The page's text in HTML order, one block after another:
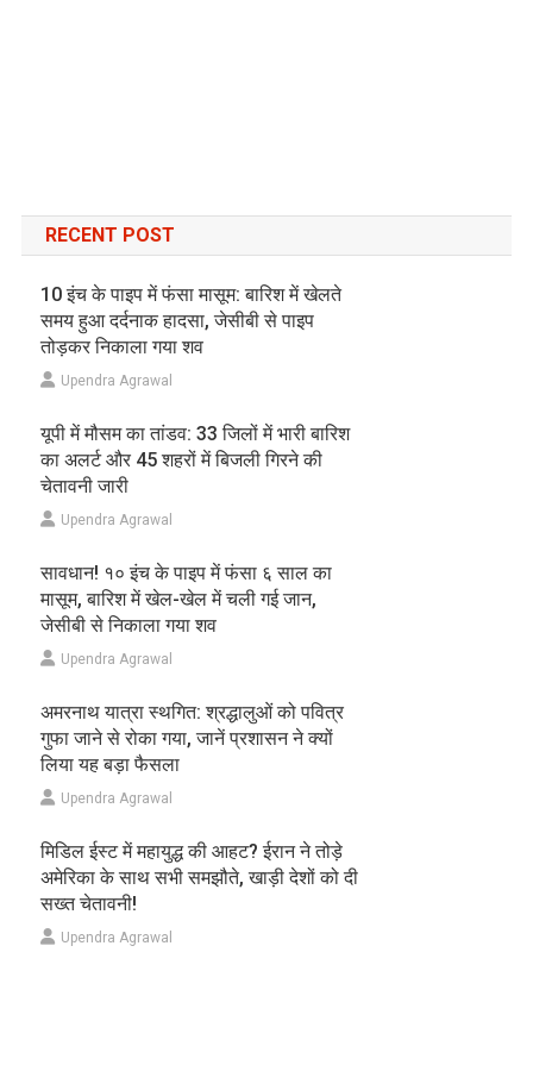
RECENT POST
10 इंच के पाइप में फंसा मासूम: बारिश में खेलते
समय हुआ दर्दनाक हादसा, जेसीबी से पाइप
तोड़कर निकाला गया शव
Upendra Agrawal
यूपी में मौसम का तांडव: 33 जिलों में भारी बारिश
का अलर्ट और 45 शहरों में बिजली गिरने की
चेतावनी जारी
Upendra Agrawal
सावधान! १० इंच के पाइप में फंसा ६ साल का
मासूम, बारिश में खेल-खेल में चली गई जान,
जेसीबी से निकाला गया शव
Upendra Agrawal
अमरनाथ यात्रा स्थगित: श्रद्धालुओं को पवित्र
गुफा जाने से रोका गया, जानें प्रशासन ने क्यों
लिया यह बड़ा फैसला
Upendra Agrawal
मिडिल ईस्ट में महायुद्ध की आहट? ईरान ने तोड़े
अमेरिका के साथ सभी समझौते, खाड़ी देशों को दी
सख्त चेतावनी!
Upendra Agrawal